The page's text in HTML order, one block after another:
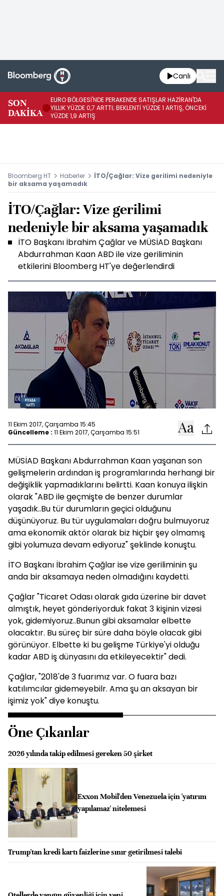
Canlı
SON
DAKİKA
EURO BÖLGESİ'NDE PERAKENDE SATIŞLAR HAZİRAN'DA
YILLIK YÜZDE 0,7 ARTTI; BEKLENTİ YÜZDE 1 ARTIŞ, ÖNCEKİ
YÜZDE 1,9 ARTIŞ
Bloomberg HT Haberler
İTO/Çağlar: Vize gerilimi nedeniyle
bir aksama yaşamadık
İTO/Çağlar: Vize gerilimi
nedeniyle bir aksama yaşamadık
İTO Başkanı İbrahim Çağlar ve MÜSİAD Başkanı
Abdurrahman Kaan ABD ile vize geriliminin
etkilerini Bloomberg HT'ye değerlendirdi
11 Ekim 2017, Çarşamba 15:45
Güncelleme : 11 Ekim 2017, Çarşamba 15:51
MÜSİAD Başkanı Abdurrahman Kaan yaşanan son
gelişmelerin ardından iş programlarında herhangi bir
değişiklik yapmadıklarını belirtti. Kaan konuya ilişkin
olarak "ABD ile geçmişte de benzer durumlar
yaşadık..Bu tür durumların geçici olduğunu
düşünüyoruz. Bu tür uygulamaları doğru bulmuyoruz
ama ekonomik aktör olarak biz hiçbir şey olmamış
gibi yolumuza devam ediyoruz" şeklinde konuştu.
İTO Başkanı İbrahim Çağlar ise vize geriliminin şu
anda bir aksamaya neden olmadığını kaydetti.
Çağlar "Ticaret Odası olarak gıda üzerine bir davet
almıştık, heyet gönderiyorduk fakat 3 kişinin vizesi
yok, gidemiyoruz..Bunun gibi aksamalar elbette
olacaktır. Bu süreç bir süre daha böyle olacak gibi
görünüyor. Elbette ki bu gelişme Türkiye'yi olduğu
kadar ABD iş dünyasını da etkileyecektir" dedi.
Çağlar, "2018'de 3 fuarımız var. O fuara bazı
katılımcılar gidemeyebilr. Ama şu an aksayan bir
işimiz yok" diye konuştu.
Öne Çıkanlar
2026 yılında takip edilmesi gereken 50 şirket
Exxon Mobil'den Venezuela için 'yatırım
yapılamaz' nitelemesi
Trump'tan kredi kartı faizlerine sınır getirilmesi talebi